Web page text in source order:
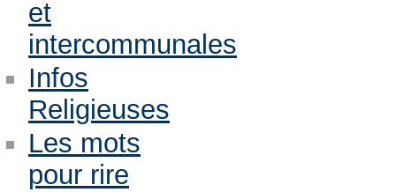
et
intercommunales
Infos
Religieuses
Les mots
pour rire